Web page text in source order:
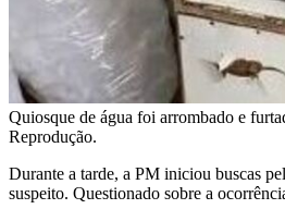
Quiosque de água foi arrombado e
Reprodução.
Durante a tarde, a PM iniciou buscas
suspeito. Questionado sobre a